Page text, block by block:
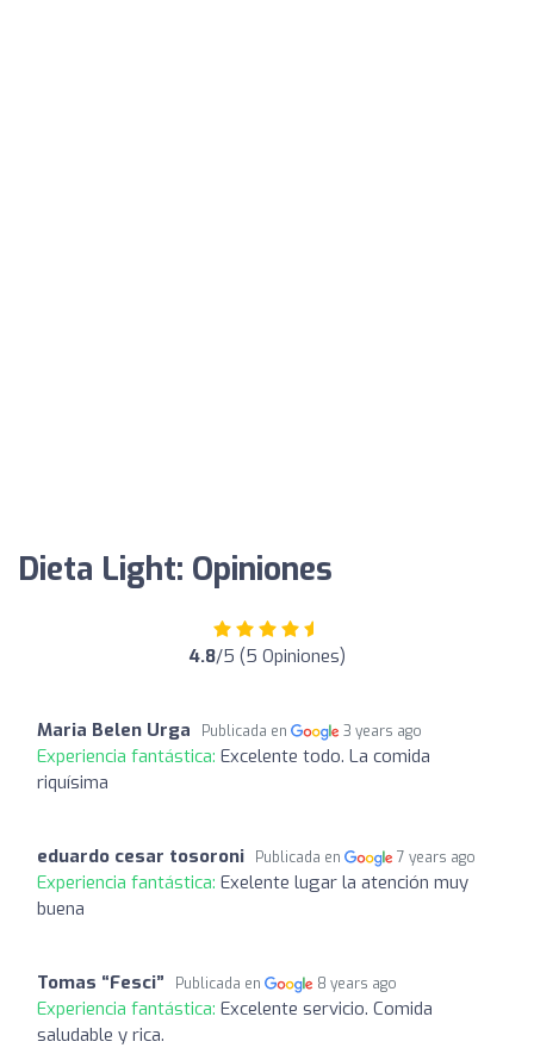
Dieta Light: Opiniones
4.8/5 (5 Opiniones)
Maria Belen Urga Publicada en 3 years ago
Experiencia fantástica: Excelente todo. La comida
riquísima
eduardo cesar tosoroni Publicada en 7 years ago
Experiencia fantástica: Exelente lugar la atención muy
buena
Tomas “Fesci” Publicada en 8 years ago
Experiencia fantástica: Excelente servicio. Comida
saludable y rica.